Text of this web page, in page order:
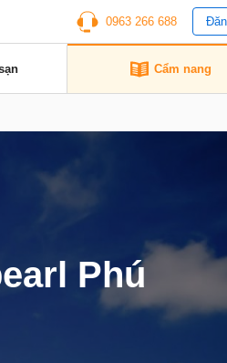
0963 266 688
Cẩm nang
Phú